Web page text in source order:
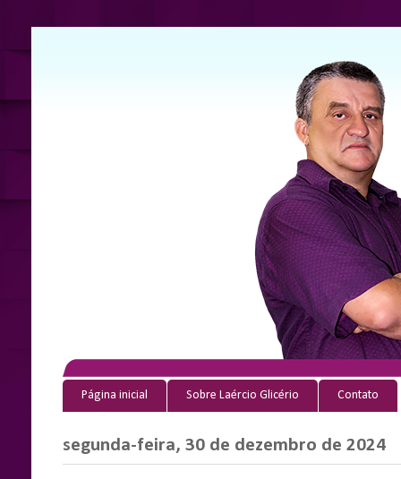
Página inicial Sobre Laércio Glicério Contato
segunda-feira, 30 de dezembro de 2024